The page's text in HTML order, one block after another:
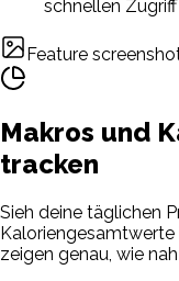
schnellen
Feature
Makros und
tracken
Sieh deine täglichen
zeigen genau, wie